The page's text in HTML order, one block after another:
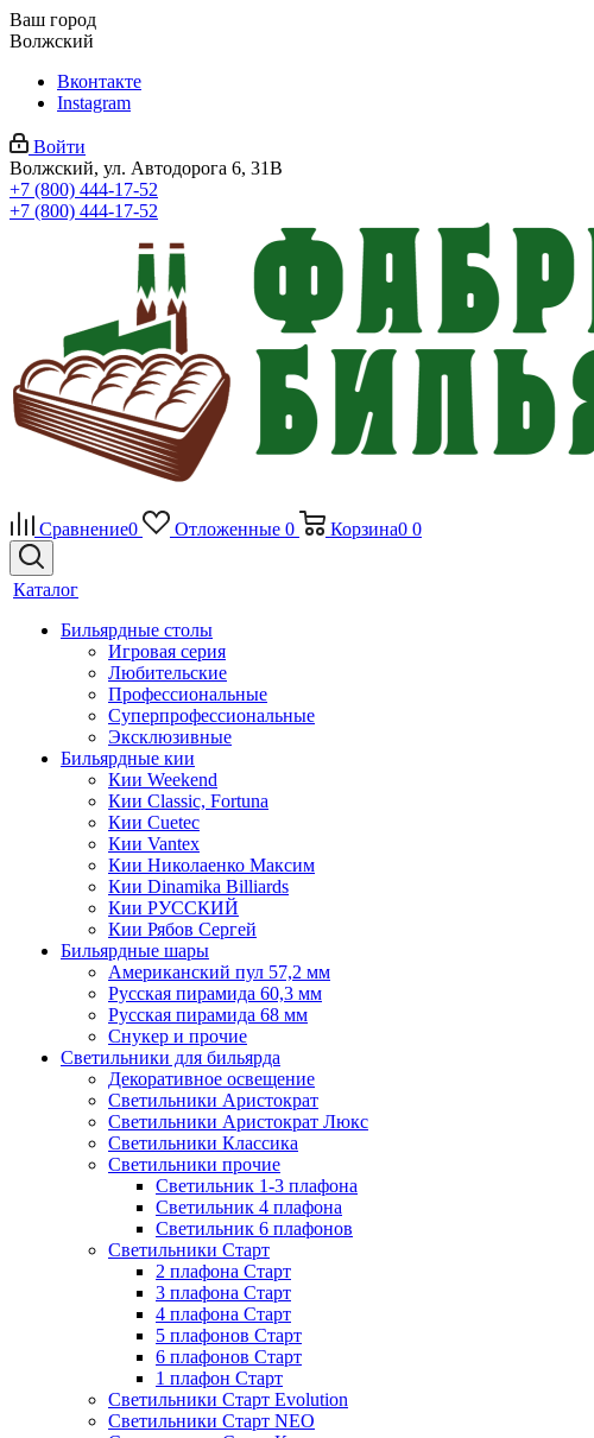
Ваш город
Волжский
Вконтакте
Instagram
Войти
Волжский, ул. Автодорога 6, 31В
+7 (800) 444-17-52
+7 (800) 444-17-52
Сравнение0 Отложенные 0 Корзина0 0
Каталог
Бильярдные столы
Игровая серия
Любительские
Профессиональные
Суперпрофессиональные
Эксклюзивные
Бильярдные кии
Кии Weekend
Кии Classic, Fortuna
Кии Cuetec
Кии Vantex
Кии Николаенко Максим
Кии Dinamika Billiards
Кии РУССКИЙ
Кии Рябов Сергей
Бильярдные шары
Американский пул 57,2 мм
Русская пирамида 60,3 мм
Русская пирамида 68 мм
Снукер и прочие
Светильники для бильярда
Декоративное освещение
Светильники Аристократ
Светильники Аристократ Люкс
Светильники Классика
Светильники прочие
Светильник 1-3 плафона
Светильник 4 плафона
Светильник 6 плафонов
Светильники Старт
2 плафона Старт
3 плафона Старт
4 плафона Старт
5 плафонов Старт
6 плафонов Старт
1 плафон Старт
Светильники Старт Evolution
Светильники Старт NEO